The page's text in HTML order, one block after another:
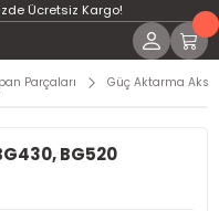
Ücretsiz Kargo!
Parçaları Güç Aktarma
BG520